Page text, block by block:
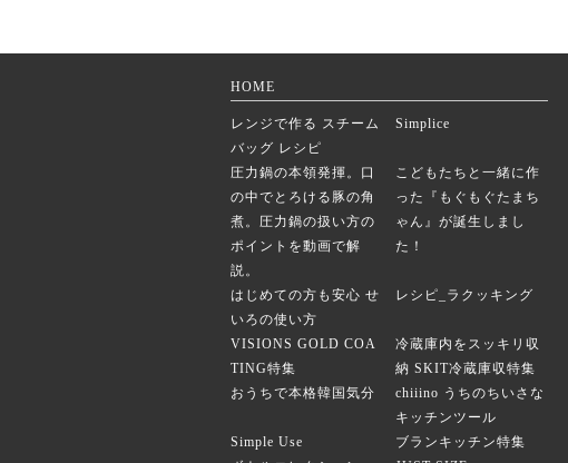
HOME
レンジで作る スチーム
バッグ レシピ
Simplice
圧力鍋の本領発揮。口
の中でとろける豚の角
煮。圧力鍋の扱い方の
ポイントを動画で解
説。
こどもたちと一緒に作
った『もぐもぐたまち
ゃん』が誕生しまし
た！
はじめての方も安心 せ
いろの使い方
レシピ_ラクッキング
VISIONS GOLD COA
TING特集
冷蔵庫内をスッキリ収
納 SKIT冷蔵庫収特集
おうちで本格韓国気分
chiiino うちのちいさな
キッチンツール
Simple Use
ブランキッチン特集